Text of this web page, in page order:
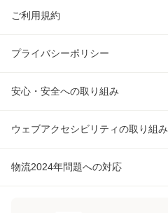
ご利用規約
プライバシーポリシー
安心・安全への取り組み
ウェブアクセシビリティの取り組み
物流2024年問題への対応